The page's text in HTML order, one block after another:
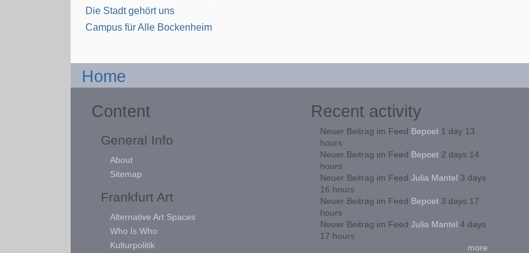
Die Stadt gehört uns
Campus für Alle Bockenheim
Home
Content
General Info
About
Sitemap
Frankfurt Art
Alternative Art Spaces
Who Is Who
Kulturpolitik
Recent activity
Neuer Beitrag im Feed Bepoet1 day 13
hours
Neuer Beitrag im Feed Bepoet2 days 14
hours
Neuer Beitrag im Feed Julia Mantel 3 days
16 hours
Neuer Beitrag im Feed Bepoet3 days 17
hours
Neuer Beitrag im Feed Julia Mantel 4 days
17 hours
more